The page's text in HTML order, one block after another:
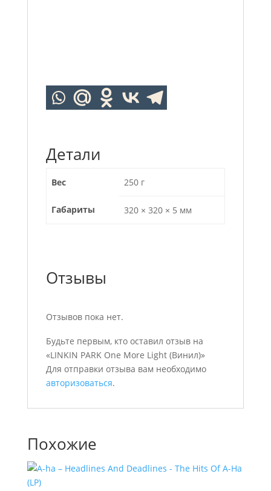
Детали
Вес 250 г
Габариты 320 × 320 × 5 мм
Отзывы
Отзывов пока нет.
Будьте первым, кто оставил отзыв на
«LINKIN PARK One More Light (Винил)»
Для отправки отзыва вам необходимо
авторизоваться.
Похожие